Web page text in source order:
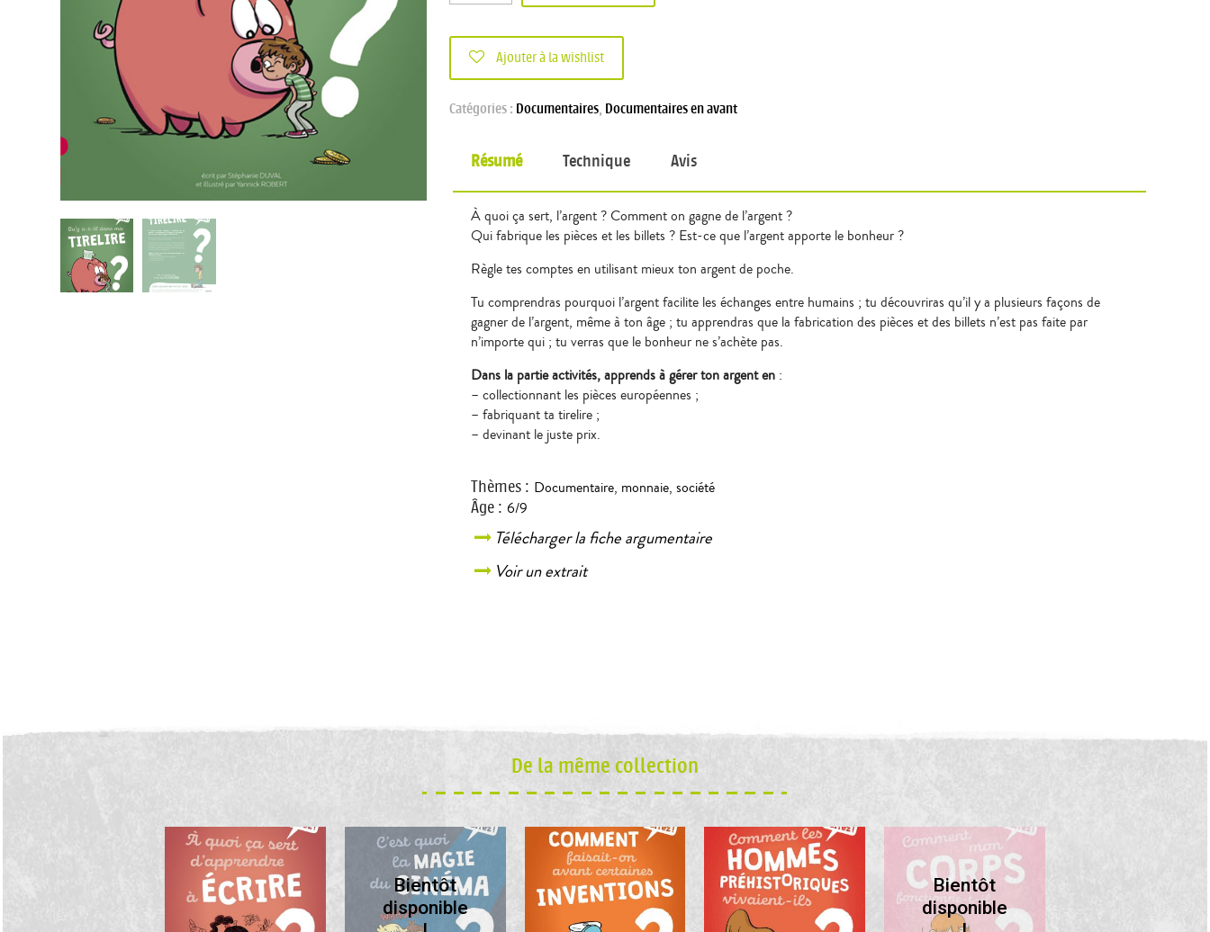
Ajouter à la wishlist
Catégories : Documentaires, Documentaires en avant
Résumé Technique Avis
À quoi ça sert, l’argent ? Comment on gagne de l’argent ?
Qui fabrique les pièces et les billets ? Est-ce que l’argent apporte le bonheur ?
Règle tes comptes en utilisant mieux ton argent de poche.
Tu comprendras pourquoi l’argent facilite les échanges entre humains ; tu découvriras qu’il y a plusieurs façons de
gagner de l’argent, même à ton âge ; tu apprendras que la fabrication des pièces et des billets n’est pas faite par
n’importe qui ; tu verras que le bonheur ne s’achète pas.
Dans la partie activités, apprends à gérer ton argent en:
– collectionnant les pièces européennes ;
– fabriquant ta tirelire ;
– devinant le juste prix.
Thèmes: Documentaire, monnaie, société
Âge: 6/9
Télécharger la fiche argumentaire
Voir un extrait
De la même collection